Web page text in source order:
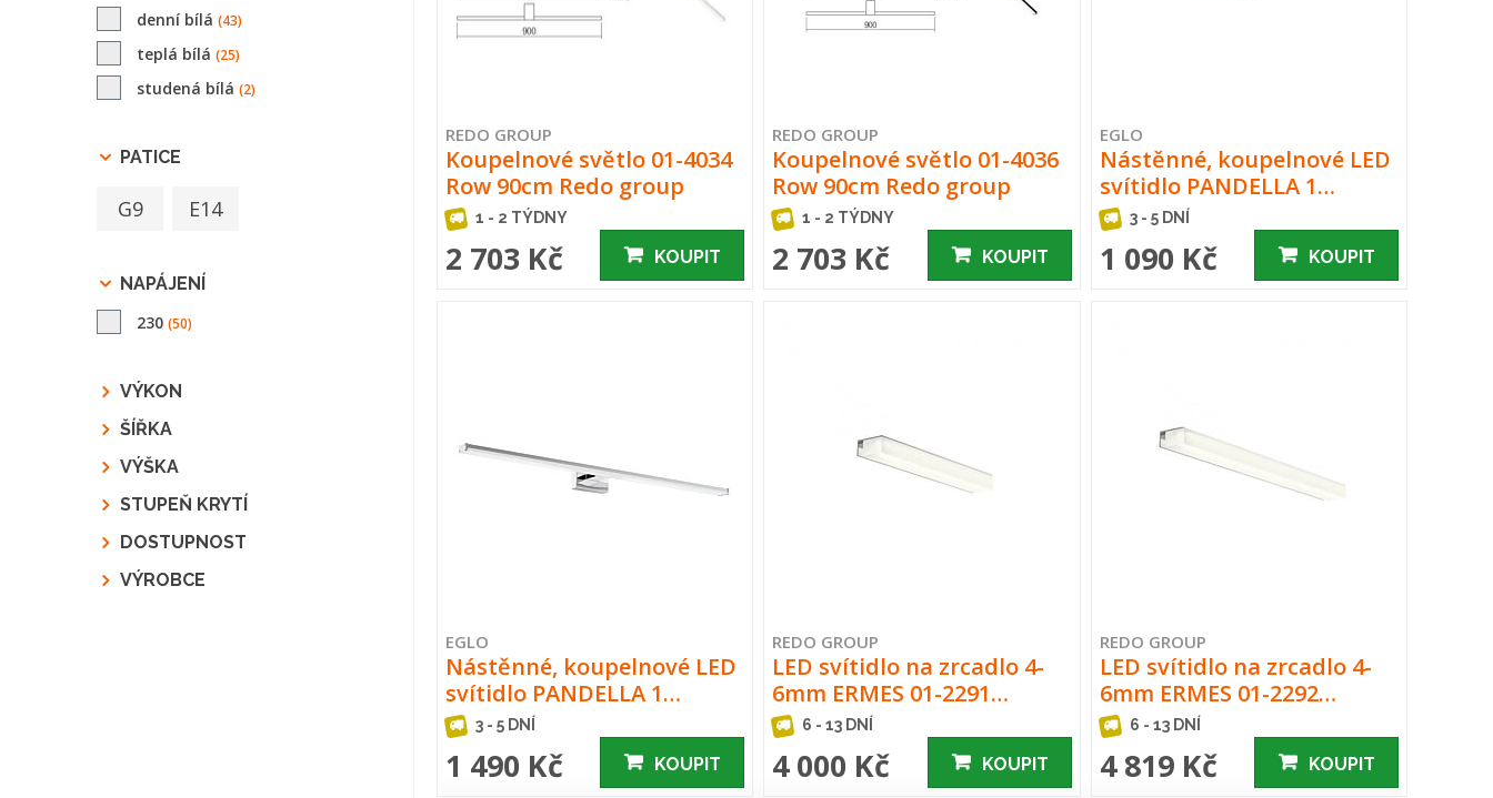
denní bílá (43)
teplá bílá (25)
studená bílá (2)
PATICE
G9 E14
NAPÁJENÍ
230 (50)
VÝKON
ŠÍŘKA
VÝŠKA
STUPEŇ KRYTÍ
DOSTUPNOST
VÝROBCE
REDO GROUP
Koupelnové světlo 01-4034
Row 90cm Redo group
1 - 2 TÝDNY
2 703 Kč KOUPIT
REDO GROUP
Koupelnové světlo 01-4036
Row 90cm Redo group
1 - 2 TÝDNY
2 703 Kč KOUPIT
EGLO
Nástěnné, koupelnové LED
svítidlo PANDELLA 1…
3 - 5 DNÍ
1 090 Kč KOUPIT
EGLO
Nástěnné, koupelnové LED
svítidlo PANDELLA 1…
3 - 5 DNÍ
1 490 Kč KOUPIT
REDO GROUP
LED svítidlo na zrcadlo 4-
6mm ERMES 01-2291…
6 - 13 DNÍ
4 000 Kč KOUPIT
REDO GROUP
LED svítidlo na zrcadlo 4-
6mm ERMES 01-2292…
6 - 13 DNÍ
4 819 Kč KOUPIT